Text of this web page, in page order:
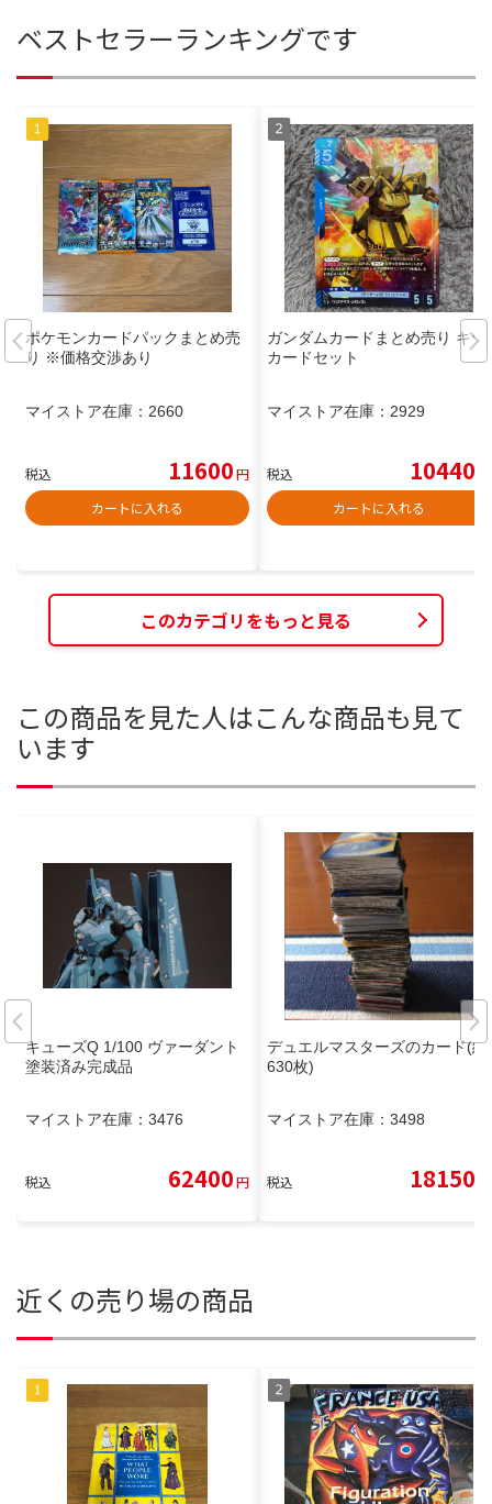
ベストセラーランキングです
ポケモンカードパックまとめ売
り ※価格交渉あり
マイストア在庫： 2660
税込 11600円
カートに入れる
ガンダムカードまとめ売り キラ
カードセット
マイストア在庫： 2929
税込 10440
カートに入れる
このカテゴリをもっと見る
この商品を見た人はこんな商品も見て
います
キューズQ 1/100 ヴァーダント
塗装済み完成品
マイストア在庫： 3476
税込 62400円
デュエルマスターズのカード(約
630枚)
マイストア在庫： 3498
税込 18150
近くの売り場の商品